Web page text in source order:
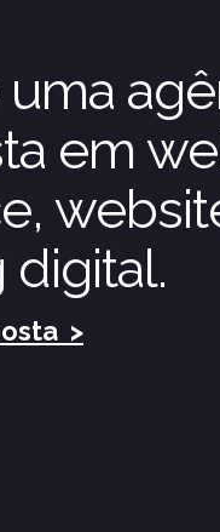
em
digital.
>